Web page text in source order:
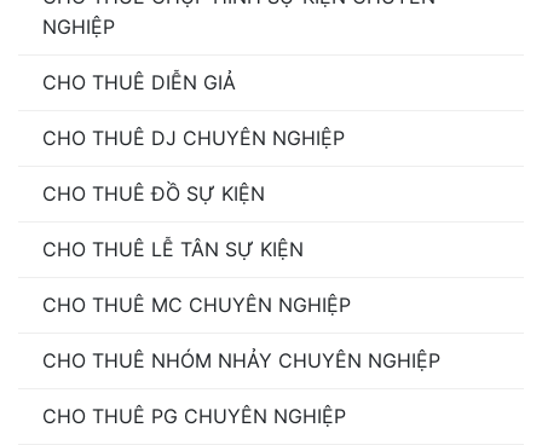
NGHIỆP
CHO THUÊ DIỄN GIẢ
CHO THUÊ DJ CHUYÊN NGHIỆP
CHO THUÊ ĐỒ SỰ KIỆN
CHO THUÊ LỄ TÂN SỰ KIỆN
CHO THUÊ MC CHUYÊN NGHIỆP
CHO THUÊ NHÓM NHẢY CHUYÊN NGHIỆP
CHO THUÊ PG CHUYÊN NGHIỆP